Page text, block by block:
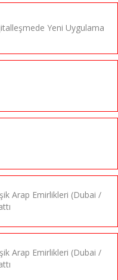
Yeni Uygulama
Arap Emirlikleri (Dubai /
Arap Emirlikleri (Dubai /